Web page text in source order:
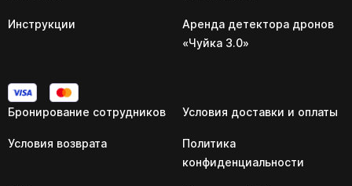
Инструкции
Аренда детектора дронов
«Чуйка 3.0»
Бронирование сотрудников Условия доставки и оплаты
Условия возврата
Политика
конфиденциальности